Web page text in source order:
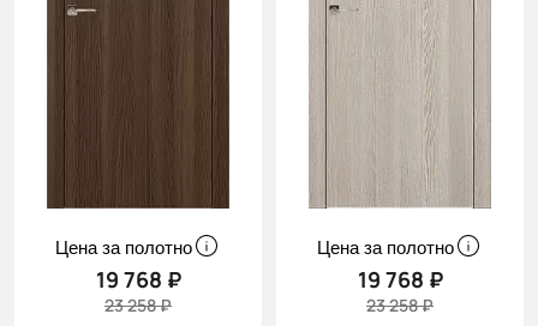
Цена за полотно
19 768 ₽
23 258 ₽
Цена за полотно
19 768 ₽
23 258 ₽